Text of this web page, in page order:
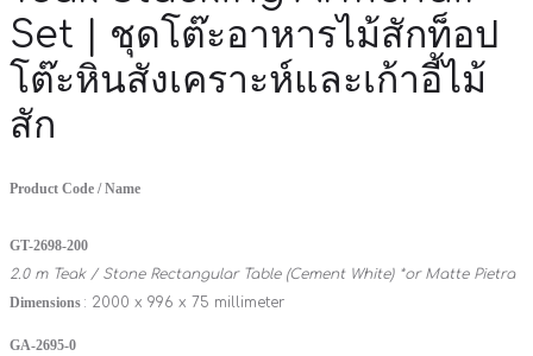
Set | ชุดโต๊ะอาหารไม้สักท็อป
โต๊ะหินสังเคราะห์และเก้าอี้ไม้
สัก
Product Code / Name
GT-2698-200
2.0 m Teak / Stone Rectangular Table (Cement White) *or Matte Pietra
Dimensions : 2000 x 996 x 75 millimeter
GA-2695-0